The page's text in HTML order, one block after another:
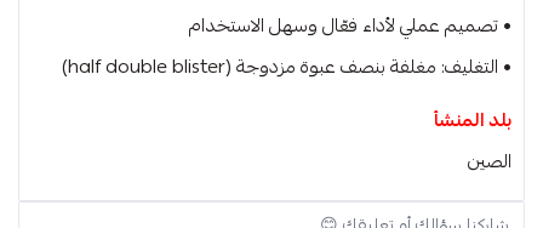
• تصميم عملي لأداء فعّال وسهل الاستخدام
• التغليف: مغلفة بنصف عبوة مزدوجة (half double blister)
بلد المنشأ
الصين